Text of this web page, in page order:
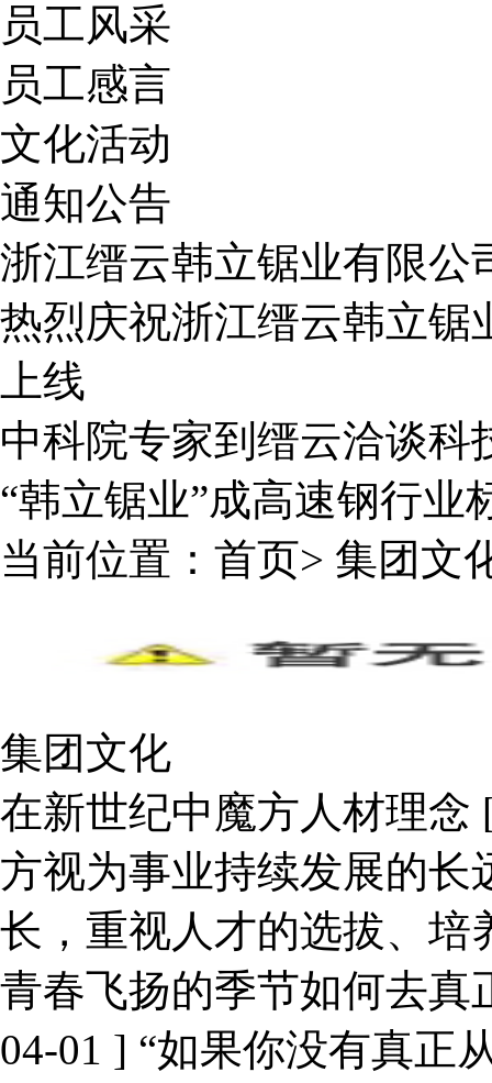
员工风采
员工感言
文化活动
通知公告
浙江缙云韩立锯业有限公
热烈庆祝浙江缙云韩立锯
上线
中科院专家到缙云洽谈科
“韩立锯业”成高速钢行业
当前位置： 首页> 集团文
集团文化
在新世纪中魔方人材理念
方视为事业持续发展的长
长，重视人才的选拔、培
青春飞扬的季节如何去真
04-01 ] “如果你没有真正